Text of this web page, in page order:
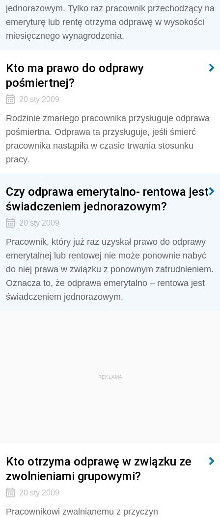
jednorazowym. Tylko raz pracownik przechodzący na
emeryturę lub rentę otrzyma odprawę w wysokości
miesięcznego wynagrodzenia.
Kto ma prawo do odprawy
pośmiertnej?
20 sty 2009
Rodzinie zmarłego pracownika przysługuje odprawa
pośmiertna. Odprawa ta przysługuje, jeśli śmierć
pracownika nastąpiła w czasie trwania stosunku
pracy.
Czy odprawa emerytalno- rentowa jest
świadczeniem jednorazowym?
20 sty 2009
Pracownik, który już raz uzyskał prawo do odprawy
emerytalnej lub rentowej nie może ponownie nabyć
do niej prawa w związku z ponownym zatrudnieniem.
Oznacza to, że odprawa emerytalno – rentowa jest
świadczeniem jednorazowym.
REKLAMA
Kto otrzyma odprawę w związku ze
zwolnieniami grupowymi?
20 sty 2009
Pracownikowi zwalnianemu z przyczyn